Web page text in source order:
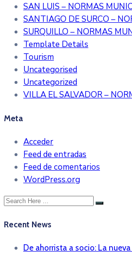
SAN LUIS – NORMAS
SANTIAGO DE SURCO –
SURQUILLO – NORMAS
Template Details
Tourism
Uncategorised
Uncategorized
VILLA EL SALVADOR –
Meta
Acceder
Feed de entradas
Feed de comentarios
WordPress.org
Recent News
De ahorrista a socio: La